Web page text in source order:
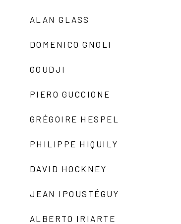
ALAN GLASS
DOMENICO GNOLI
GOUDJI
PIERO GUCCIONE
GRÉGOIRE HESPEL
PHILIPPE HIQUILY
DAVID HOCKNEY
JEAN IPOUSTÉGUY
ALBERTO IRIARTE